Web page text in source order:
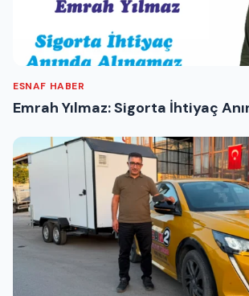
ESNAF HABER
Emrah Yılmaz: Sigorta İhtiyaç